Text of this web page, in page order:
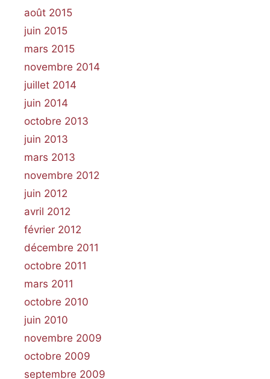
août 2015
juin 2015
mars 2015
novembre 2014
juillet 2014
juin 2014
octobre 2013
juin 2013
mars 2013
novembre 2012
juin 2012
avril 2012
février 2012
décembre 2011
octobre 2011
mars 2011
octobre 2010
juin 2010
novembre 2009
octobre 2009
septembre 2009